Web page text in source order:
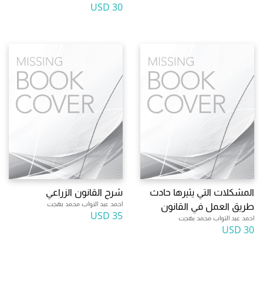
30 USD
المشكلات التي يثيرها حادث
طريق العمل في القانون
احمد عبد التواب محمد بهجت
30 USD
شرح القانون الزراعي
احمد عبد التواب محمد بهجت
35 USD